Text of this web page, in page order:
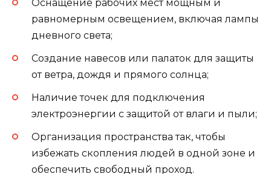
Оснащение рабочих мест мощным и
равномерным освещением, включая лампы
дневного света;
Создание навесов или палаток для защиты
от ветра, дождя и прямого солнца;
Наличие точек для подключения
электроэнергии с защитой от влаги и пыли;
Организация пространства так, чтобы
избежать скопления людей в одной зоне и
обеспечить свободный проход.